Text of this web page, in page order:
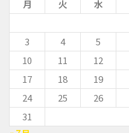
月 火 水
3
4 5
10
11 12
17
18 19
24
25 26
31